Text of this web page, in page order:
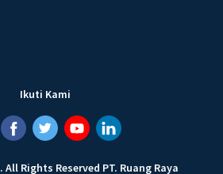
Ikuti Kami
. All Rights Reserved PT. Ruang Raya